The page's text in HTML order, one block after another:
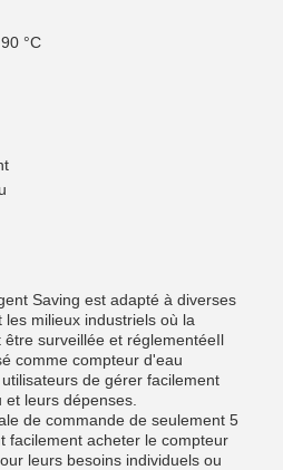
°C
Saving est adapté à diverses
milieux industriels où la
surveillée et réglementéeIl
comme compteur d'eau
de gérer facilement
leurs dépenses.
de commande de seulement 5
facilement acheter le compteur
leurs besoins individuels ou